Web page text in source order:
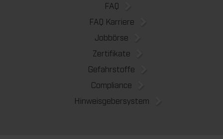
FAQ
FAQ Karriere
Jobbörse
Zertifikate
Gefahrstoffe
Compliance
Hinweisgebersystem